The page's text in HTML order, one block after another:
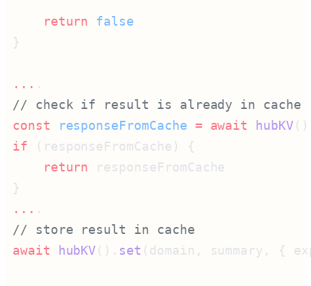
    return
...
const responseFromCache = await hubKV
if
    return
...
await hubKV (). set (domain, summary, {